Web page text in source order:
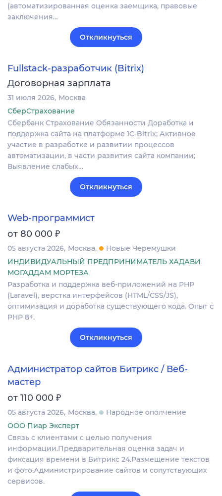
(автоматизированная оценка заемщика, правовые
заключения…
Откликнуться
Fullstack-разработчик (Bitrix)
Договорная зарплата
31 июля 2026 Москва
СберСтрахование
Сбербанк Страхование Обязанности Доработка и
поддержка сайта на платформе 1C-Bitrix; Активное
участие в разработке и развитии процессов
автоматизации, в части развития сайта компании;
Выявление слабых…
Откликнуться
Web-программист
от 80 000 ₽
05 августа 2026 Москва
Новые Черемушки
ИНДИВИДУАЛЬНЫЙ ПРЕДПРИНИМАТЕЛЬ ХАДАВИ
МОГАДДАМ МОРТЕЗА
Разработка и поддержка веб-приложений на PHP
(Laravel), верстка интерфейсов (HTML/CSS/JS),
оптимизация и доработка существующего кода. Опыт с
PHP 8+.
Откликнуться
Администратор сайтов Битрикс / Веб-
мастер
от 110 000 ₽
05 августа 2026 Москва
Народное ополчение
ООО Пиар Эксперт
Связь с клиентами с целью получения
информации.Предварительная оценка задач и
фиксация времени в Битрикс 24.Размещение текстов
и фото.Администрирование сайтов и сопутствующих
сервисов.